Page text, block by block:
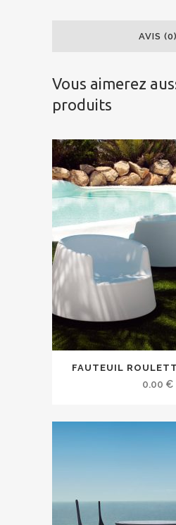
AVIS (0)
Vous aimerez
produits
FAUTEUIL
0.00 €